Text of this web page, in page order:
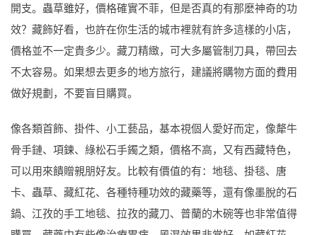
開支。蟲草雖好，價格確實不菲，但是否真的有那麼神奇的功
效？藏飾好看，也許在你生活的城市裡就有許多這樣的小店，
價格並不一定貴多少。藏刀精緻，可大多屬管制刀具，帶回去
不太容易。如果想去更多的地方旅行，建議將購物方面的費用
做好規劃，不要盲目購買。
像各類首飾、掛件、小工藝品，基本視個人愛好而定，像犛牛
骨手鏈、項鍊、綠松石手鐲之類，價格不高，又有西藏特色，
可以用來饋贈親朋好友。比較有價值的有：地毯、掛毯、唐
卡、蟲草、藏紅花、各種特種功效的藏藥等，還有像墨脫的石
鍋、江孜的手工地毯、拉孜的藏刀、普蘭的木碗等也非常值得